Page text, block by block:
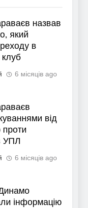
назвав
який
в
6 місяців ago
від
УПЛ
6 місяців ago
інформацію